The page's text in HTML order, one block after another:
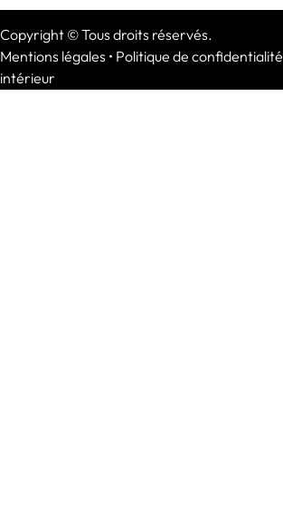
Copyright © Tous droits réservés.
Mentions légales • Politique de confidentialité
intérieur